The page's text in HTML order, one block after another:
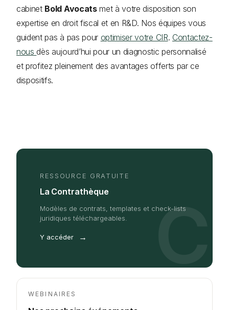
cabinet Bold Avocatsmet à votre disposition son
expertise en droit fiscal et en R&D. Nos équipes vous
guident pas à pas pour optimiser votre CIR. Contactez-
nousdès aujourd’hui pour un diagnostic personnalisé
et profitez pleinement des avantages offerts par ce
dispositifs.
RESSOURCE GRATUITE
La Contrathèque
Modèles de contrats, templates et check-lists
juridiques téléchargeables.
Y accéder → C
WEBINAIRES